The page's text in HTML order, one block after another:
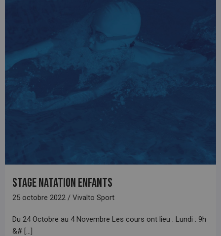
Stage natation enfants
25 octobre 2022 / Vivalto Sport
Du 24 Octobre au 4 Novembre Les cours ont lieu : Lundi : 9h
&# [...]